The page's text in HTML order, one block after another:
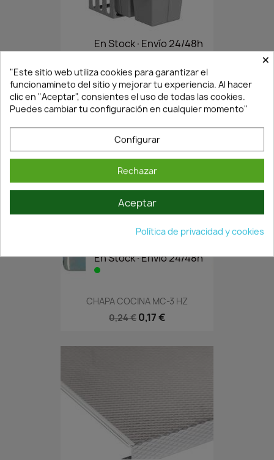
En Stock·Envío 24/48h
CUBO BASURA SMOVE CON 3...
126,24 €88,37 €
En Stock·Envío 24/48h
CHAPA COCINA MC-3 HZ
0,24 € 0,17 €
×
"Este sitio web utiliza cookies para garantizar el
funcionamineto del sitio y mejorar tu experiencia. Al hacer
clic en "Aceptar", consientes el uso de todas las cookies.
Puedes cambiar tu configuración en cualquier momento"
Configurar
Rechazar
Aceptar
Política de privacidad y cookies